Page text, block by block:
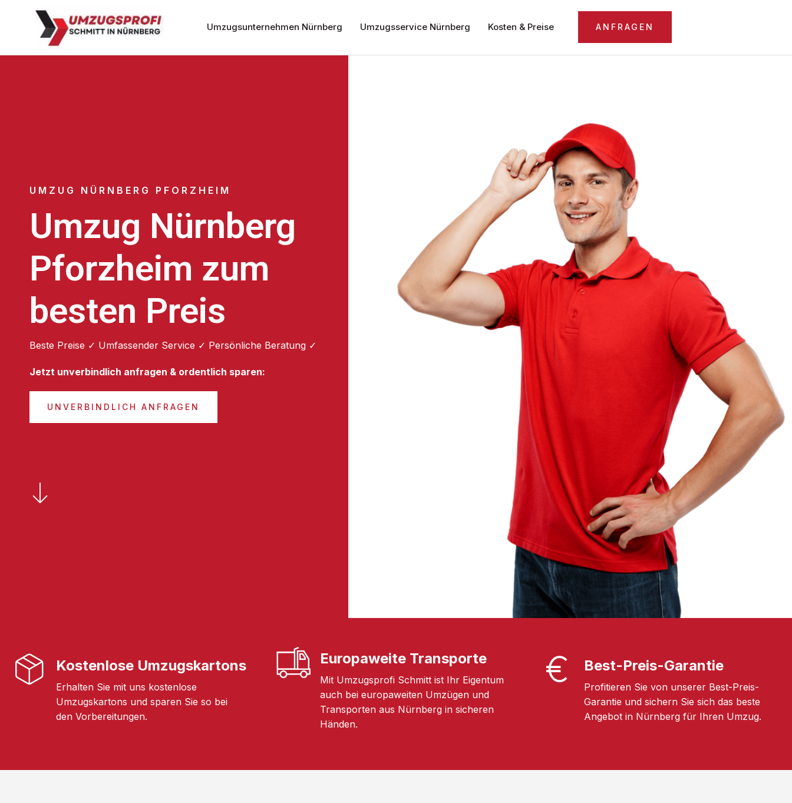
Umzugsunternehmen Nürnberg Umzugsservice Nürnberg Kosten & Preise ANFRAGEN
UMZUG NÜRNBERG PFORZHEIM
Umzug Nürnberg
Pforzheim zum
besten Preis
Beste Preise ✓ Umfassender Service ✓ Persönliche Beratung ✓
Jetzt unverbindlich anfragen & ordentlich sparen:
UNVERBINDLICH ANFRAGEN
Kostenlose Umzugskartons
Erhalten Sie mit uns kostenlose
Umzugskartons und sparen Sie so bei
den Vorbereitungen.
Europaweite Transporte
Mit Umzugsprofi Schmitt ist Ihr Eigentum
auch bei europaweiten Umzügen und
Transporten aus Nürnberg in sicheren
Händen.
Best-Preis-Garantie
Profitieren Sie von unserer Best-Preis-
Garantie und sichern Sie sich das beste
Angebot in Nürnberg für Ihren Umzug.